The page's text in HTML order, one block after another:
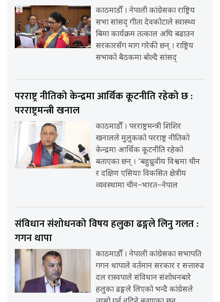
काठमाडौँ । नेपाली कांग्रेसका राष्ट्रिय
सभा सांसद् गीता देवकोटाले स्वास्थ्य
बिमा कार्यक्रम तत्काल अघि बढाउन
सरकारसँग माग गरेकी छन् । राष्ट्रिय
सभाको बैठकमा बोल्दै सांसद्
परराष्ट्र नीतिको केन्द्रमा आर्थिक कूटनीति रहेको छ :
परराष्ट्रमन्त्री खनाल
काठमाडौँ । परराष्ट्रमन्त्री शिशिर
खनालले मुलुकको परराष्ट्र नीतिको
केन्द्रमा आर्थिक कूटनीति रहेको
बताएका छन् । ‘बहुध्रुवीय विश्वमा चीन
र दक्षिण एसियाः विकसित क्षेत्रीय
व्यवस्थामा चीन–भारत–नेपाल
संविधान संशोधनको विषय हलुका ढङ्गले लिनु गलत :
गगन थापा
काठमाडौँ । नेपाली कांग्रेसका सभापति
गगन थापाले वर्तमान सरकार र सत्तारुढ
दल रास्वपाले संविधान संशोधनबारे
हलुका ढङ्गले लिएको भन्दै कांग्रेसले